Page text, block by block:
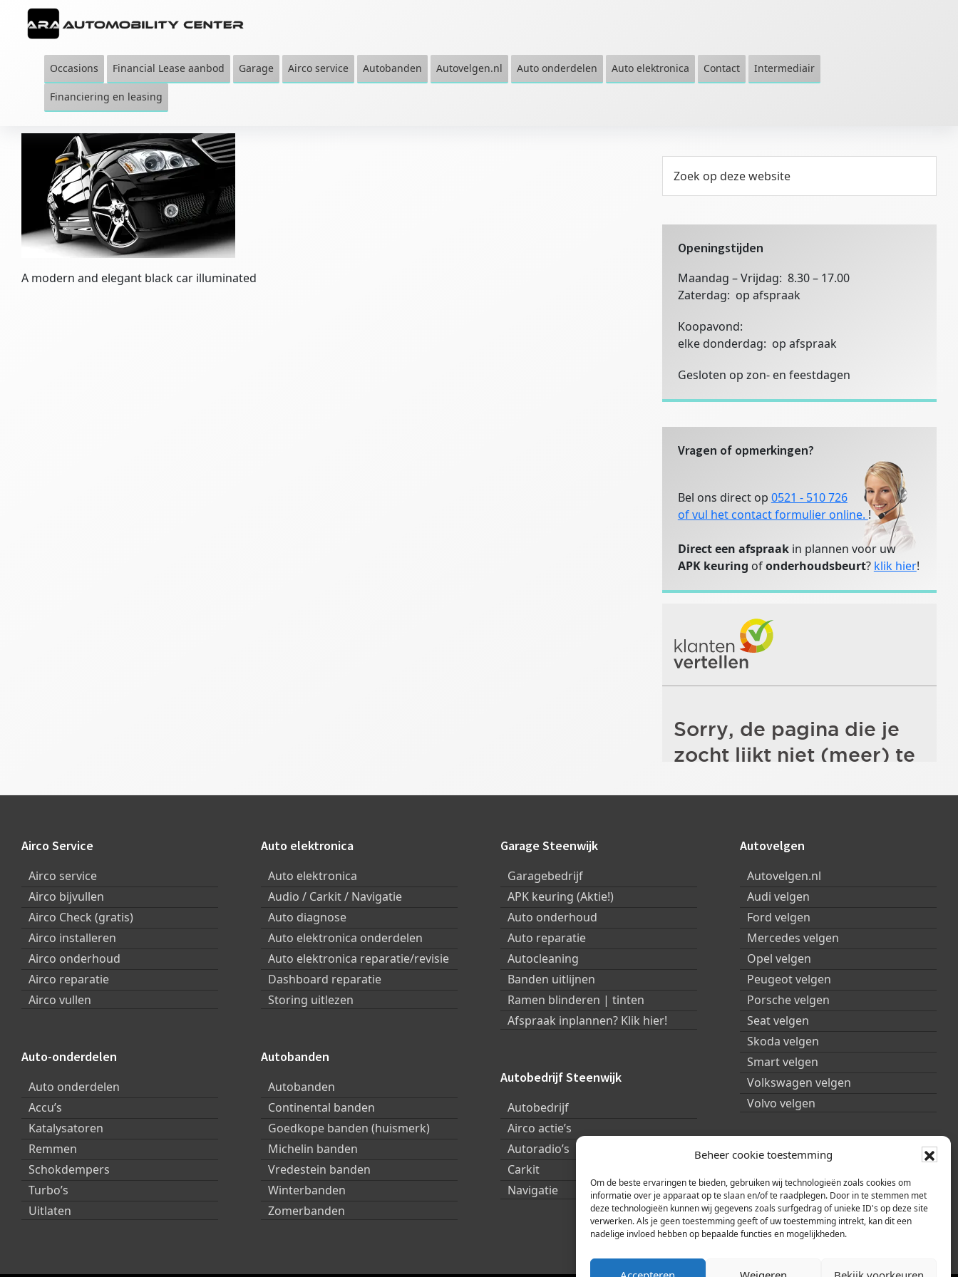
Beheer cookie toestemming
Om de beste ervaringen te bieden, gebruiken wij technologieën zoals cookies om
informatie over je apparaat op te slaan en/of te raadplegen. Door in te stemmen met
deze technologieën kunnen wij gegevens zoals surfgedrag of unieke ID's op deze site
verwerken. Als je geen toestemming geeft of uw toestemming intrekt, kan dit een
nadelige invloed hebben op bepaalde functies en mogelijkheden.
Spring
naar
de
hoofdnavigatie
Door
naar
de
hoofd
inhoud
Spring
naar
de
eerste
sidebar
Spring
naar
de
voettekst
Center
SteenwijkOccasions Financial Lease aanbod Garage Airco service Autobanden Autovelgen.nl Auto onderdelen Auto elektronica Contact Intermediair
Financiering en leasing
A modern and elegant black car illuminated
Primaire
Sidebar
op
deze
Openingstijden
Maandag – Vrijdag: 8.30 – 17.00
Zaterdag: op afspraak
Koopavond:
elke donderdag: op afspraak
Gesloten op zon- en feestdagen
Vragen of opmerkingen?
Bel ons direct op 0521 - 510 726
of vul het contact formulier online. !
Direct een afspraakin plannen voor uw
APK keuring ofonderhoudsbeurt? klik hier!
Footer
Airco Service
Airco service
Airco bijvullen
Airco Check (gratis)
Airco installeren
Airco onderhoud
Airco reparatie
Airco vullen
Auto-onderdelen
Auto onderdelen
Accu’s
Katalysatoren
Remmen
Schokdempers
Turbo’s
Uitlaten
Auto elektronica
Auto elektronica
Audio / Carkit / Navigatie
Auto diagnose
Auto elektronica onderdelen
Auto elektronica reparatie/revisie
Dashboard reparatie
Storing uitlezen
Autobanden
Autobanden
Continental banden
Goedkope banden (huismerk)
Michelin banden
Vredestein banden
Winterbanden
Zomerbanden
Garage Steenwijk
Garagebedrijf
APK keuring (Aktie!)
Auto onderhoud
Auto reparatie
Autocleaning
Banden uitlijnen
Ramen blinderen | tinten
Afspraak inplannen? Klik hier!
Autobedrijf Steenwijk
Autobedrijf
Airco actie’s
Autoradio’s
Carkit
Navigatie
Autovelgen
Autovelgen.nl
Audi velgen
Ford velgen
Mercedes velgen
Opel velgen
Peugeot velgen
Porsche velgen
Seat velgen
Skoda velgen
Smart velgen
Volkswagen velgen
Volvo velgen